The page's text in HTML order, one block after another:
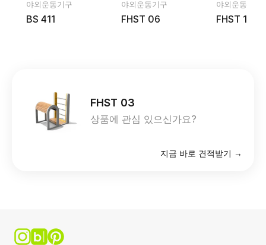
야외운동기구
BS 411
야외운동기구
FHST 06
야외운동기구
FHST 10
FHST 03
상품에 관심 있으신가요?
지금 바로 견적받기 →